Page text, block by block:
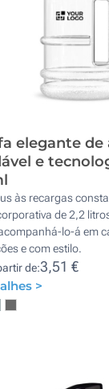
elegante de
e
às recargas
de 2,2
lo-á em
e com estilo.
de:3,51 €
>